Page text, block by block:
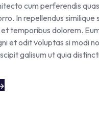
cum perferendis
In repellendus similique
temporibus dolorem.
et odit voluptas si modi
galisum ut quia